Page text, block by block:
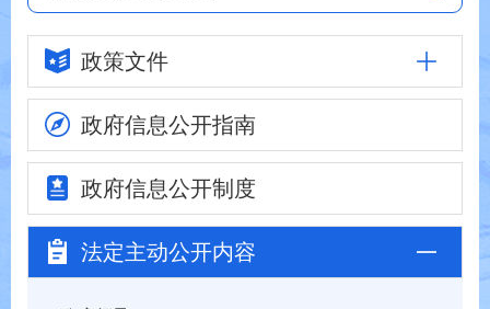
政策文件
政府信息公开指南
政府信息公开制度
法定主动公开内容